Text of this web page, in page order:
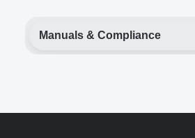
Manuals & Compliance